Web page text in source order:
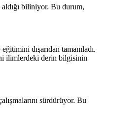
biliniyor. Bu durum,
dışarıdan tamamladı.
ilimlerdeki derin bilgisinin
sürdürüyor. Bu